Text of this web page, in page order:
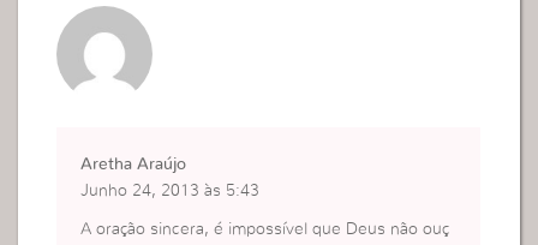
Aretha Araújo
Junho 24, 2013 às 5:43
A oração sincera, é impossível que Deus não ouç